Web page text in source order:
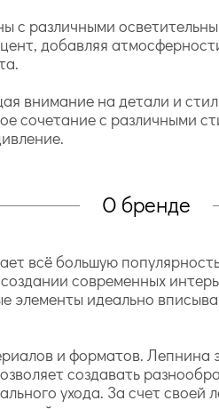
с различными
добавляя
внимание на детали и
сочетание с различными
О бренде
всё большую
современных
элементы идеально
и форматов.
создавать
ухода. За счет